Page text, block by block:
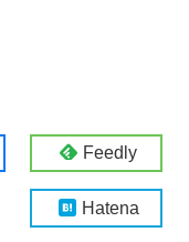
Feedly
Hatena